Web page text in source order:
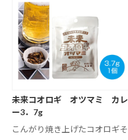
未来コオロギ オツマミ カレ
ー3．7g
こんがり焼き上げたコオロギそ